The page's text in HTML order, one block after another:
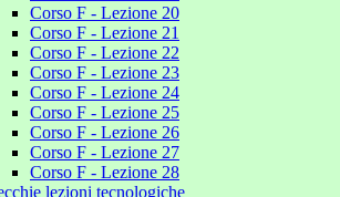
Corso F - Lezione 20
Corso F - Lezione 21
Corso F - Lezione 22
Corso F - Lezione 23
Corso F - Lezione 24
Corso F - Lezione 25
Corso F - Lezione 26
Corso F - Lezione 27
Corso F - Lezione 28
lezioni tecnologiche